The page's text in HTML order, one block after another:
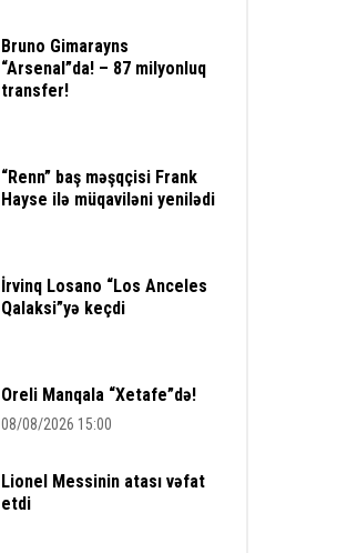
Bruno Gimarayns
“Arsenal”da! – 87 milyonluq
transfer!
“Renn” baş məşqçisi Frank
Hayse ilə müqaviləni yenilədi
İrvinq Losano “Los Anceles
Qalaksi”yə keçdi
Oreli Manqala “Xetafe”də!
08/08/2026 15:00
Lionel Messinin atası vəfat
etdi